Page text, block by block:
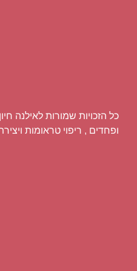
כל הזכויות שמורות לאילנה
ופחדים , ריפוי טראומות